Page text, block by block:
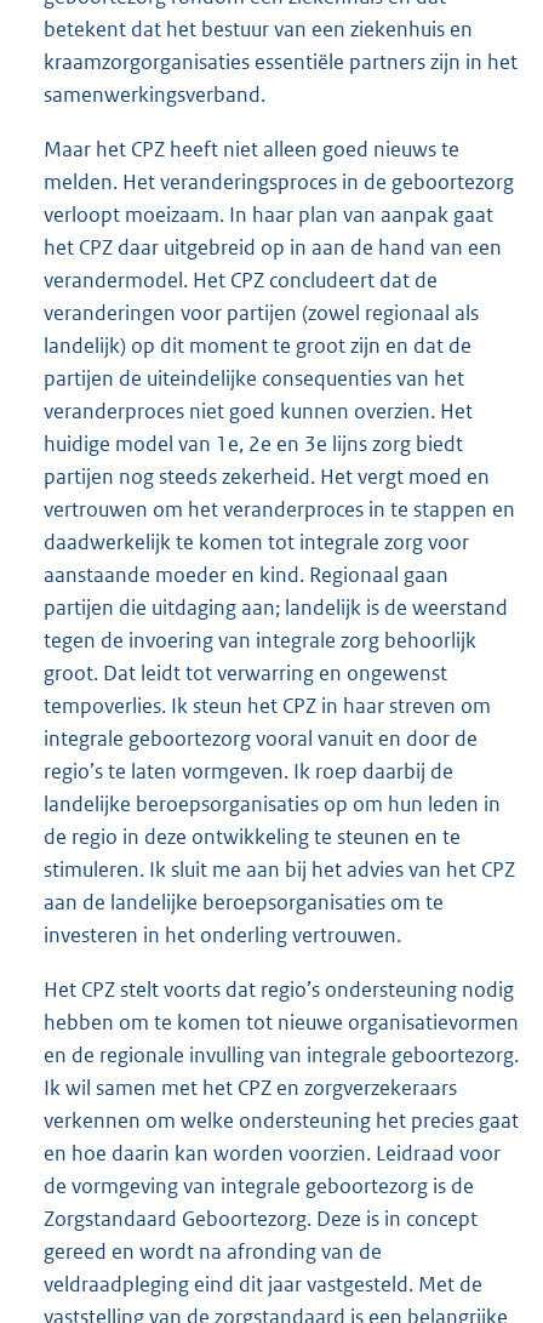
betekent dat het bestuur van een ziekenhuis en
kraamzorgorganisaties essentiële partners zijn in het
samenwerkingsverband.
Maar het CPZ heeft niet alleen goed nieuws te
melden. Het veranderingsproces in de geboortezorg
verloopt moeizaam. In haar plan van aanpak gaat
het CPZ daar uitgebreid op in aan de hand van een
verandermodel. Het CPZ concludeert dat de
veranderingen voor partijen (zowel regionaal als
landelijk) op dit moment te groot zijn en dat de
partijen de uiteindelijke consequenties van het
veranderproces niet goed kunnen overzien. Het
huidige model van 1e, 2e en 3e lijns zorg biedt
partijen nog steeds zekerheid. Het vergt moed en
vertrouwen om het veranderproces in te stappen en
daadwerkelijk te komen tot integrale zorg voor
aanstaande moeder en kind. Regionaal gaan
partijen die uitdaging aan; landelijk is de weerstand
tegen de invoering van integrale zorg behoorlijk
groot. Dat leidt tot verwarring en ongewenst
tempoverlies. Ik steun het CPZ in haar streven om
integrale geboortezorg vooral vanuit en door de
regio’s te laten vormgeven. Ik roep daarbij de
landelijke beroepsorganisaties op om hun leden in
de regio in deze ontwikkeling te steunen en te
stimuleren. Ik sluit me aan bij het advies van het CPZ
aan de landelijke beroepsorganisaties om te
investeren in het onderling vertrouwen.
Het CPZ stelt voorts dat regio’s ondersteuning nodig
hebben om te komen tot nieuwe organisatievormen
en de regionale invulling van integrale geboortezorg.
Ik wil samen met het CPZ en zorgverzekeraars
verkennen om welke ondersteuning het precies gaat
en hoe daarin kan worden voorzien. Leidraad voor
de vormgeving van integrale geboortezorg is de
Zorgstandaard Geboortezorg. Deze is in concept
gereed en wordt na afronding van de
veldraadpleging eind dit jaar vastgesteld. Met de
vaststelling van de zorgstandaard is een belangrijke